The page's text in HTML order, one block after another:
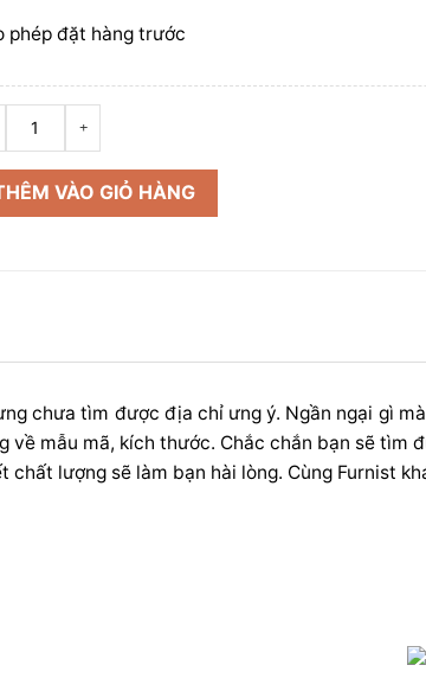
phép đặt hàng trước
VÀO GIỎ HÀNG
chưa tìm được địa chỉ ưng ý. Ngần ngại gì
mẫu mã, kích thước. Chắc chắn bạn sẽ tìm
lượng sẽ làm bạn hài lòng. Cùng Furnist